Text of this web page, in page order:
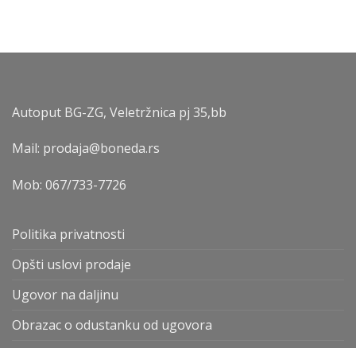
Autoput BG-ZG, Veletržnica pj 35,bb
Mail: prodaja@boneda.rs
Mob: 067/733-7726
Politika privatnosti
Opšti uslovi prodaje
Ugovor na daljinu
Obrazac o odustanku od ugovora